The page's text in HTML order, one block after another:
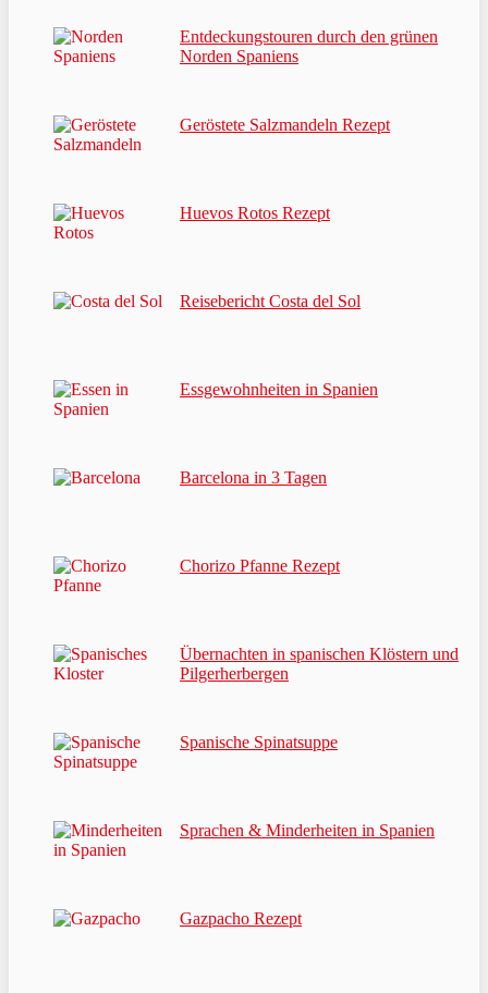
Entdeckungstouren durch den grünen
Norden Spaniens
Geröstete Salzmandeln Rezept
Huevos Rotos Rezept
Reisebericht Costa del Sol
Essgewohnheiten in Spanien
Barcelona in 3 Tagen
Chorizo Pfanne Rezept
Übernachten in spanischen Klöstern und
Pilgerherbergen
Spanische Spinatsuppe
Sprachen & Minderheiten in Spanien
Gazpacho Rezept